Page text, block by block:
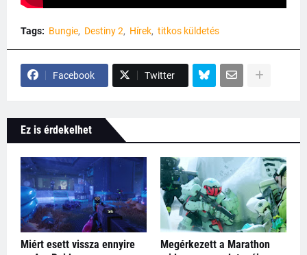
Tags: Bungie Destiny 2 Hírek titkos küldetés
Facebook Twitter
Ez is érdekelhet
Miért esett vissza ennyire
Megérkezett a Marathon